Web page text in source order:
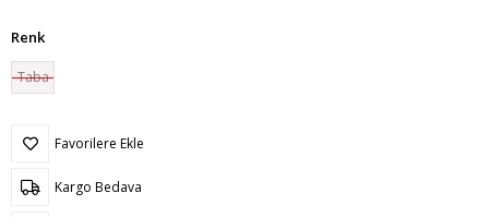
Renk
Taba
Favorilere Ekle
Kargo Bedava